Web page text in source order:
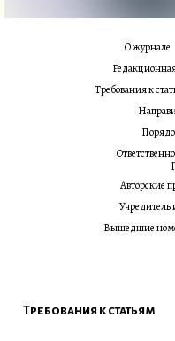
О журнале
Требования к
Авторские
Учредитель
Вышедшие
Требования к статьям